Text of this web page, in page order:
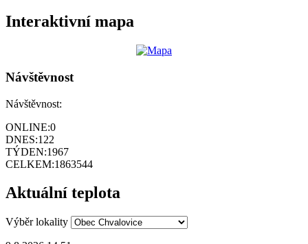
Interaktivní mapa
Návštěvnost
Návštěvnost:
ONLINE:0
DNES:122
TÝDEN:1967
CELKEM:1863544
Aktuální teplota
Výběr lokality